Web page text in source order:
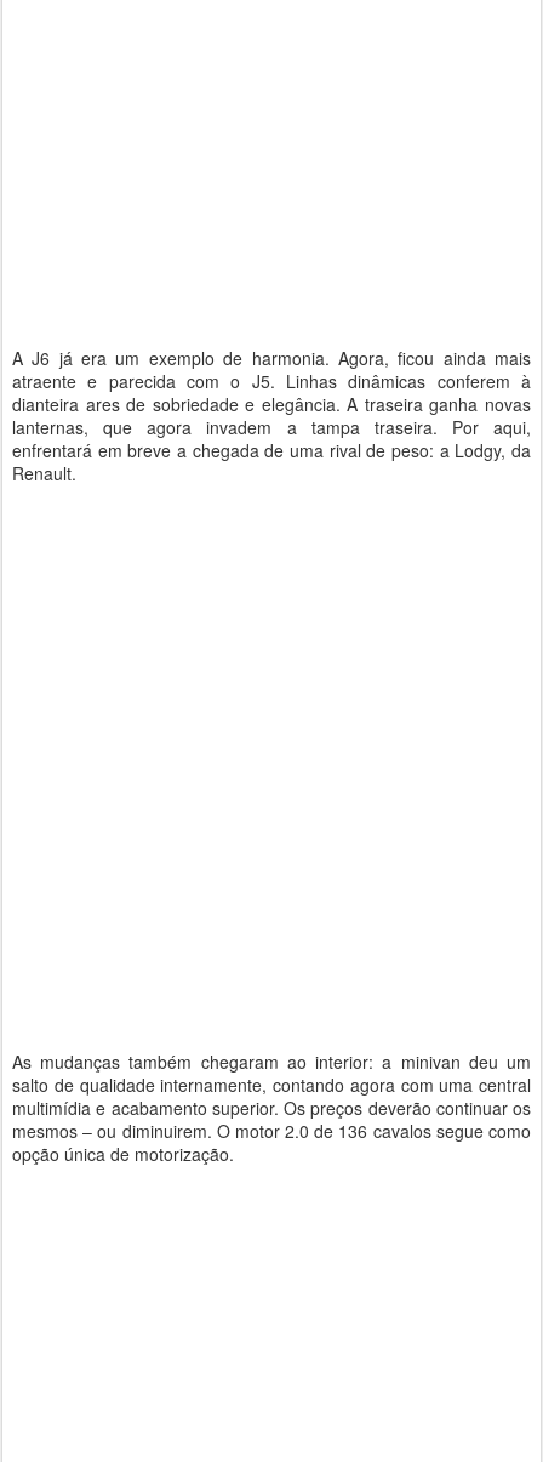
A J6 já era um exemplo de harmonia. Agora, ficou ainda mais
atraente e parecida com o J5. Linhas dinâmicas conferem à
dianteira ares de sobriedade e elegância. A traseira ganha novas
lanternas, que agora invadem a tampa traseira. Por aqui,
enfrentará em breve a chegada de uma rival de peso: a Lodgy, da
Renault.
As mudanças também chegaram ao interior: a minivan deu um
salto de qualidade internamente, contando agora com uma central
multimídia e acabamento superior. Os preços deverão continuar os
mesmos – ou diminuirem. O motor 2.0 de 136 cavalos segue como
opção única de motorização.